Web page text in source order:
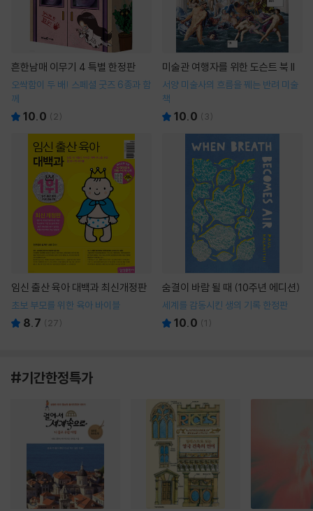
흔한남매 이무기 4 특별 한정판
오싹함이 두 배! 스페셜 굿즈 6종과 함
께
10.0 ( 2)
미술관 여행자를 위한 도슨트 북 II
서양 미술사의 흐름을 꿰는 반려 미술
책
10.0 ( 3)
임신 출산 육아 대백과 최신개정판
초보 부모를 위한 육아 바이블
8.7 ( 27)
숨결이 바람 될 때 (10주년 에디션)
세계를 감동시킨 생의 기록 한정판
10.0 (1 )
#기간한정특가